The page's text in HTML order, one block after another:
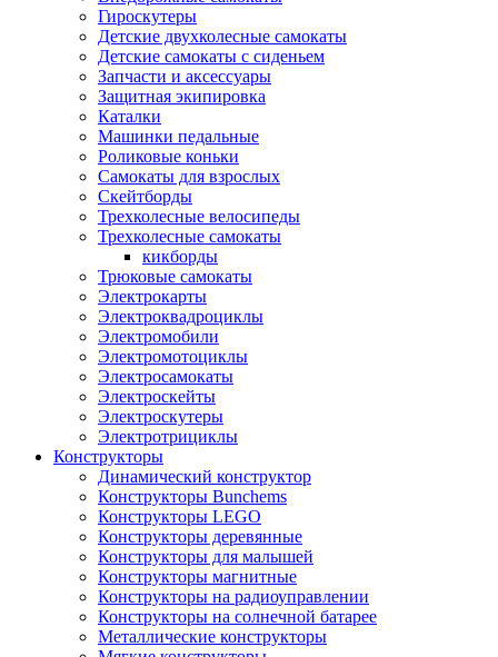
Гироскутеры
Детские двухколесные самокаты
Детские самокаты с сиденьем
Запчасти и аксессуары
Защитная экипировка
Каталки
Машинки педальные
Роликовые коньки
Самокаты для взрослых
Скейтборды
Трехколесные велосипеды
Трехколесные самокаты
кикборды
Трюковые самокаты
Электрокарты
Электроквадроциклы
Электромобили
Электромотоциклы
Электросамокаты
Электроскейты
Электроскутеры
Электротрициклы
Конструкторы
Динамический конструктор
Конструкторы Bunchems
Конструкторы LEGO
Конструкторы деревянные
Конструкторы для малышей
Конструкторы магнитные
Конструкторы на радиоуправлении
Конструкторы на солнечной батарее
Металлические конструкторы